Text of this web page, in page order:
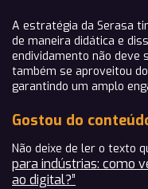
A estratégia da Serasa
de maneira didática e
endividamento não deve
também se aproveitou
garantindo um amplo
Gostou do
Não deixe de ler o texto
para indústrias: como
ao digital?”